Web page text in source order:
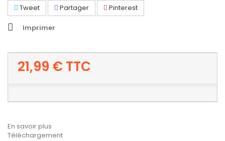
Tweet Partager Pinterest
Imprimer
21,99 € TTC
En savoir plus
Téléchargement